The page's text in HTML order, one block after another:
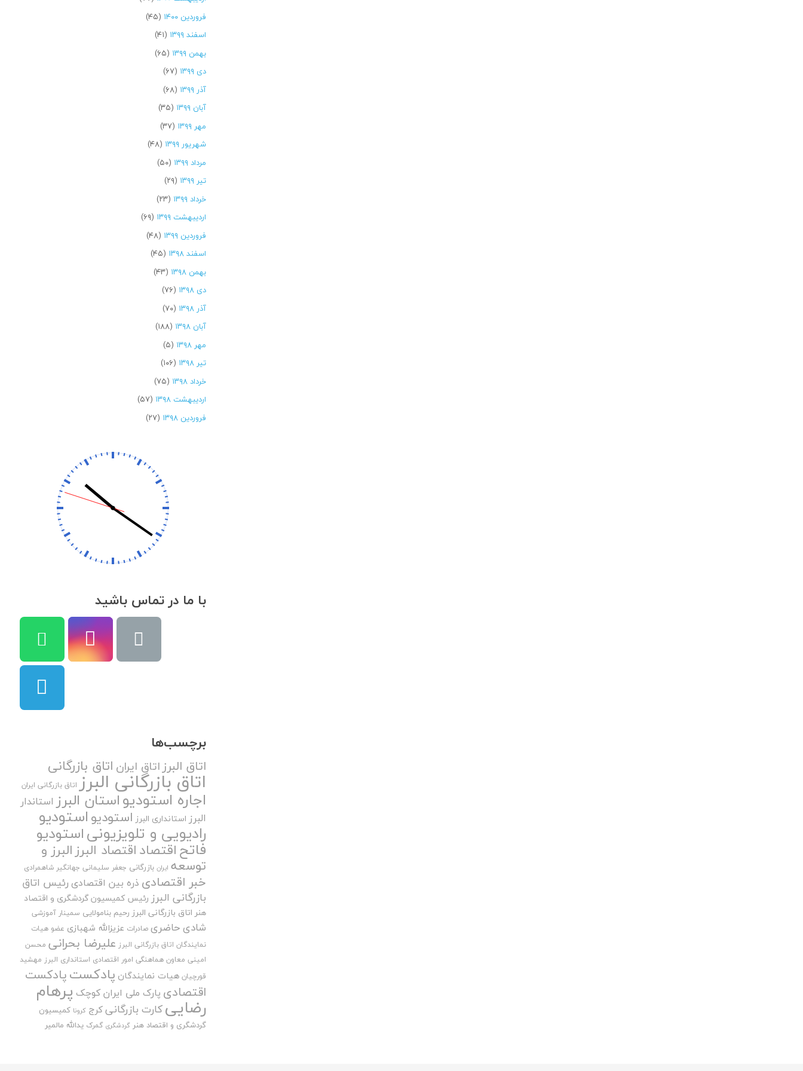
فروردین ۱۴۰۰
(۴۵)
اسفند ۱۳۹۹
(۴۱)
بهمن ۱۳۹۹
(۶۵)
دی ۱۳۹۹
(۶۷)
آذر ۱۳۹۹
(۶۸)
آبان ۱۳۹۹
(۳۵)
مهر ۱۳۹۹
(۳۷)
شهریور ۱۳۹۹
(۴۸)
مرداد ۱۳۹۹
(۵۰)
تیر ۱۳۹۹
(۲۹)
خرداد ۱۳۹۹
(۲۳)
اردیبهشت ۱۳۹۹
(۶۹)
فروردین ۱۳۹۹
(۴۸)
اسفند ۱۳۹۸
(۴۵)
بهمن ۱۳۹۸
(۴۳)
دی ۱۳۹۸
(۷۶)
آذر ۱۳۹۸
(۷۰)
آبان ۱۳۹۸
(۱۸۸)
مهر ۱۳۹۸
(۵)
تیر ۱۳۹۸
(۱۰۶)
خرداد ۱۳۹۸
(۷۵)
اردیبهشت ۱۳۹۸
(۵۷)
فروردین ۱۳۹۸
(۲۷)
با ما در تماس باشید
برچسب‌ها
اتاق البرزاتاق ایران اتاق بازرگانی
اتاق بازرگانی البرز اتاق بازرگانی ایران
اجاره استودیواستان البرز استاندار
البرز استانداری البرز استودیواستودیو
رادیویی و تلویزیونیاستودیو
فاتحاقتصاداقتصاد البرزالبرز و
توسعه ایران بازرگانی جعفر سلیمانی جهانگیر شاهمرادی
خبر اقتصادی ذره بین اقتصادی رئیس اتاق
بازرگانی البرز رئیس کمیسیون گردشگری و اقتصاد
هنر اتاق بازرگانی البرز رحیم بنامولایی سمینار آموزشی
شادی حاضری صادرات عزیزالله شهبازی عضو هیات
نمایندگان اتاق بازرگانی البرز علیرضا بحرانی محسن
امینی معاون هماهنگی امور اقتصادی استانداری البرز مهشید
قورچیان هیات نمایندگان پادکستپادکست
اقتصادی پارک ملی ایران کوچک پرهام
رضاییکارت بازرگانیکرج کرونا کمیسیون
گردشگری و اقتصاد هنر گردشگری گمرک یدالله مالمیر